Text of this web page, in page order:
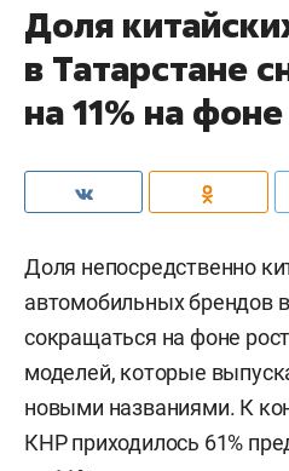
Доля
в Татарстане
на 11% на
Доля непосредственно
автомобильных брендов
сокращаться на фоне
моделей, которые
новыми названиями. К
КНР приходилось 61%